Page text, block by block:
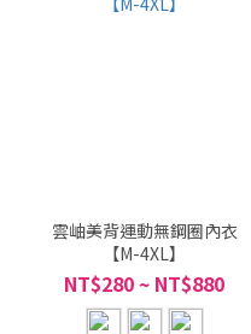
雲岫美背運動無鋼圈內衣
【M-4XL】
NT$280 ~ NT$880